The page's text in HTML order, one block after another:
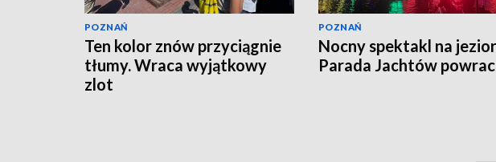
POZNAŃ
Ten kolor znów przyciągnie
tłumy. Wraca wyjątkowy
zlot
POZNAŃ
Nocny spektakl na
Parada Jachtów